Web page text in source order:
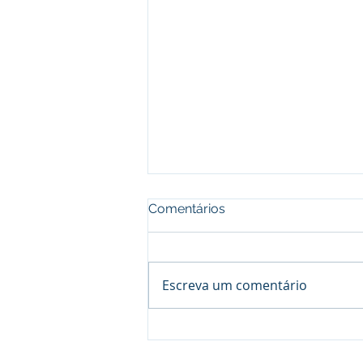
Comentários
Escreva um comentário